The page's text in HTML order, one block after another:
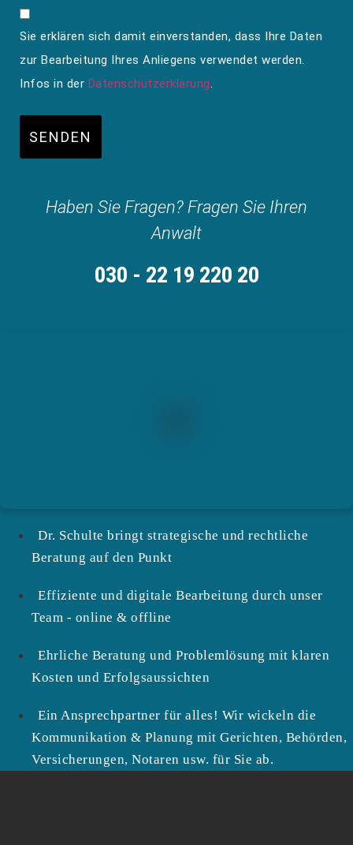
Sie erklären sich damit einverstanden, dass Ihre Daten
zur Bearbeitung Ihres Anliegens verwendet werden.
Infos in der Datenschutzerklärung.
SENDEN
Haben Sie Fragen? Fragen Sie Ihren
Anwalt
030 - 22 19 220 20
Dr. Schulte bringt strategische und rechtliche
Beratung auf den Punkt
Effiziente und digitale Bearbeitung durch unser
Team - online & offline
Ehrliche Beratung und Problemlösung mit klaren
Kosten und Erfolgsaussichten
Ein Ansprechpartner für alles! Wir wickeln die
Kommunikation & Planung mit Gerichten, Behörden,
Versicherungen, Notaren usw. für Sie ab.